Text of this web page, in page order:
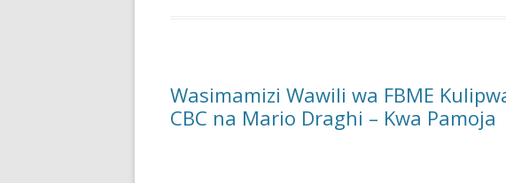
Wasimamizi Wawili wa FBME
CBC na Mario Draghi – Kwa Pamoja